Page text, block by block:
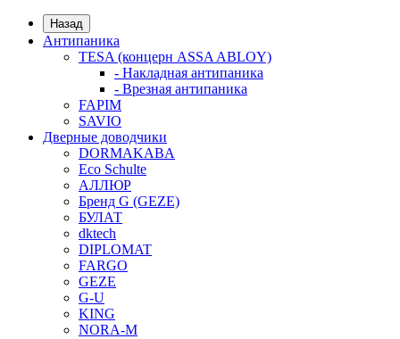
Назад
Антипаника
TESA (концерн ASSA ABLOY)
- Накладная антипаника
- Врезная антипаника
FAPIM
SAVIO
Дверные доводчики
DORMAKABA
Eco Schulte
АЛЛЮР
Бренд G (GEZE)
БУЛАТ
dktech
DIPLOMAT
FARGO
GEZE
G-U
KING
NORA-M